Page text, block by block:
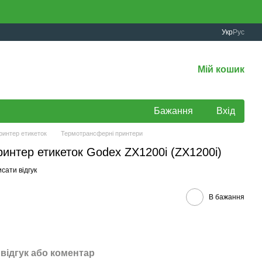
УкрРус
Мій кошик
Бажання Вхід
етикеток Термотрансферні принтери
етикеток Godex ZX1200i (ZX1200i)
відгук
В бажання
або коментар